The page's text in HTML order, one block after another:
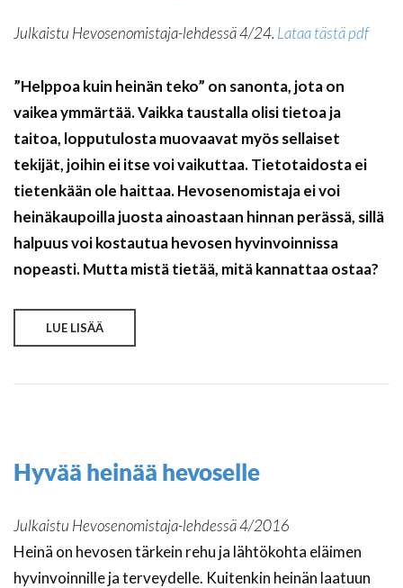
Julkaistu Hevosenomistaja-lehdessä 4/24. Lataa tästä pdf
”Helppoa kuin heinän teko” on sanonta, jota on
vaikea ymmärtää. Vaikka taustalla olisi tietoa ja
taitoa, lopputulosta muovaavat myös sellaiset
tekijät, joihin ei itse voi vaikuttaa. Tietotaidosta ei
tietenkään ole haittaa. Hevosenomistaja ei voi
heinäkaupoilla juosta ainoastaan hinnan perässä, sillä
halpuus voi kostautua hevosen hyvinvoinnissa
nopeasti. Mutta mistä tietää, mitä kannattaa ostaa?
LUE LISÄÄ
Hyvää heinää hevoselle
Julkaistu Hevosenomistaja-lehdessä 4/2016
Heinä on hevosen tärkein rehu ja lähtökohta eläimen
hyvinvoinnille ja terveydelle. Kuitenkin heinän laatuun